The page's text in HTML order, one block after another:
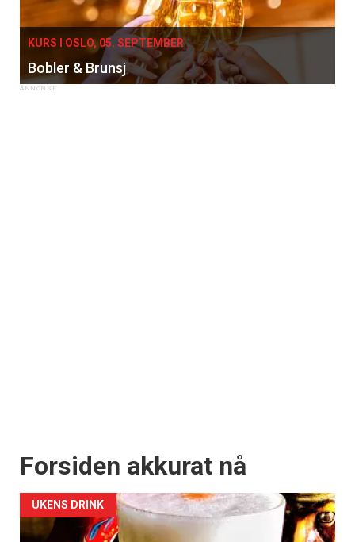
KURS I OSLO, 05. SEPTEMBER
Bobler & Brunsj
Forsiden akkurat nå
UKENS DRINK